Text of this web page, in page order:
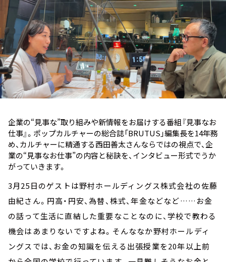
企業の“見事な”取り組みや新情報をお届けする番組『見事なお
仕事』。ポップカルチャーの総合誌「BRUTUS」編集長を14年務
め、カルチャーに精通する西田善太さんならではの視点で、企
業の“見事なお仕事”の内容と秘訣を、インタビュー形式でうか
がっていきます。
3月25日のゲストは野村ホールディングス株式会社の佐藤
由紀さん。円高・円安、為替、株式、年金などなど……お金
の話って生活に直結した重要なことなのに、学校で教わる
機会はあまりないですよね。そんななか野村ホールディ
ングスでは、お金の知識を伝える出張授業を20年以上前